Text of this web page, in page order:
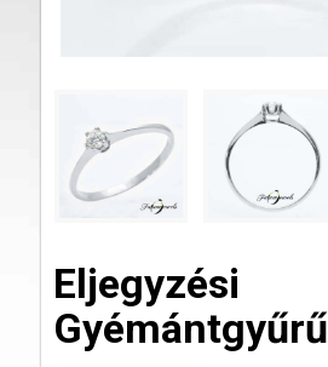
Eljegyzési
Gyémántgyűrű